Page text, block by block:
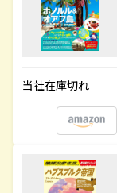
当社在庫切れ